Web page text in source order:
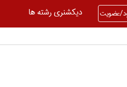
عضویت دیکشنری رشته ها